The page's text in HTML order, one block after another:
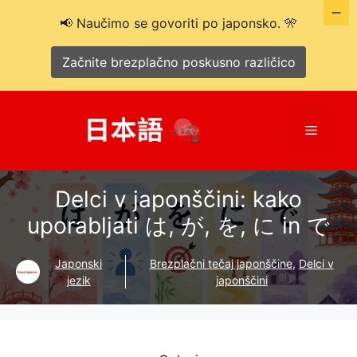
Meni
Delci v japonščini: kako
uporabljati は, が, を, に in で
Japonski
jezik
Brezplačni tečaj japonščine,Delci v
japonščini
📢 Naučimo se govoriti po japonsko. 🎌
Začnite brezplačno poskusno različico